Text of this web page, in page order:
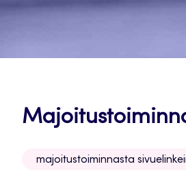
majoitustoiminnasta